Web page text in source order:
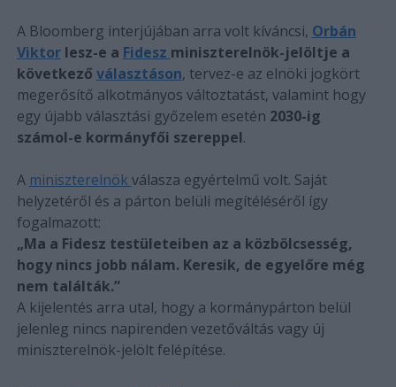
A Bloomberg interjújában arra volt kíváncsi, Orbán
Viktorlesz-e a Fidesz miniszterelnök-jelöltje a
következő választáson, tervez-e az elnöki jogkört
megerősítő alkotmányos változtatást, valamint hogy
egy újabb választási győzelem esetén 2030-ig
számol-e kormányfői szereppel.
A miniszterelnök válasza egyértelmű volt. Saját
helyzetéről és a párton belüli megítéléséről így
fogalmazott:
„Ma a Fidesz testületeiben az a közbölcsesség,
hogy nincs jobb nálam. Keresik, de egyelőre még
nem találták.”
A kijelentés arra utal, hogy a kormánypárton belül
jelenleg nincs napirenden vezetőváltás vagy új
miniszterelnök-jelölt felépítése.